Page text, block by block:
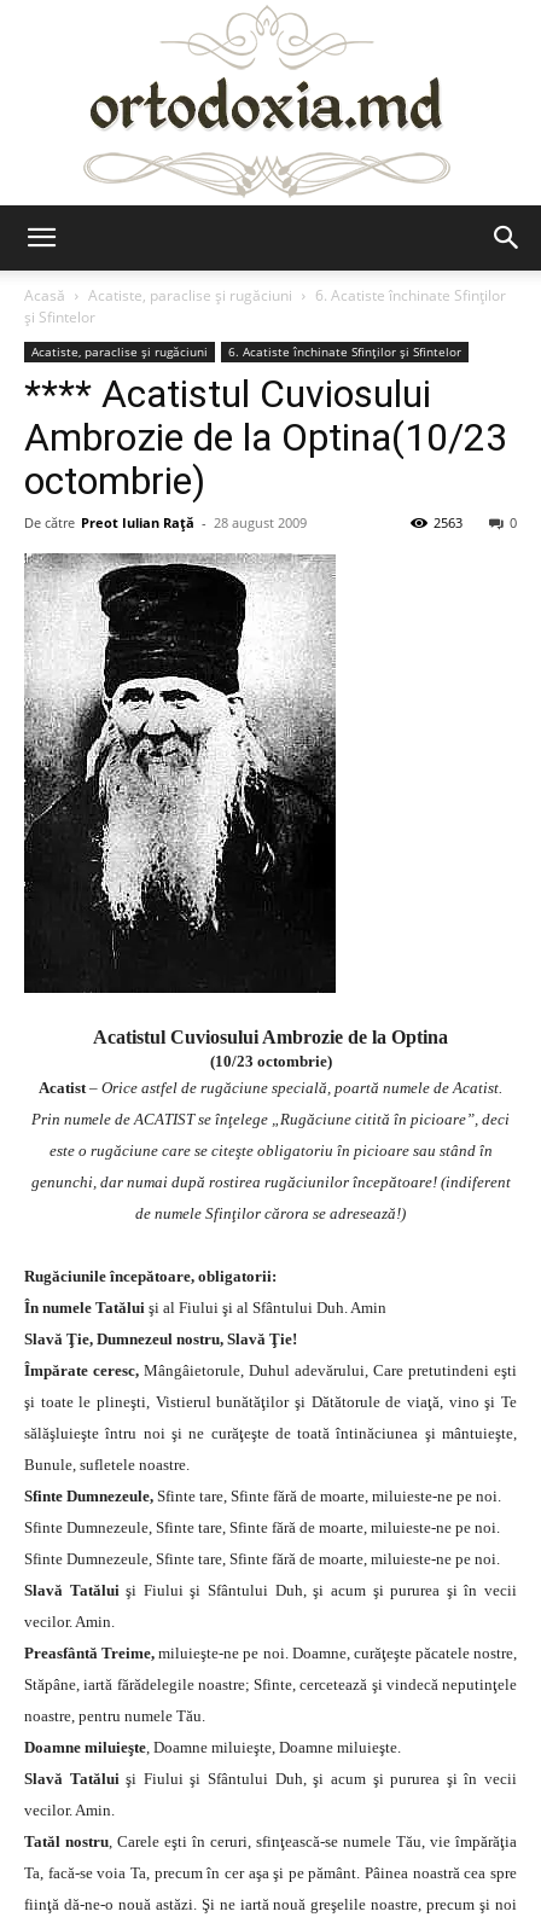
Acasă
Acatiste, paraclise și rugăciuni
6. Acatiste închinate Sfinților
și Sfintelor
Acatiste, paraclise și rugăciuni 6. Acatiste închinate Sfinților și Sfintelor
**** Acatistul Cuviosului
Ambrozie de la Optina(10/23
octombrie)
De către Preot Iulian Raţă - 28 august 2009 0
2563
Acatistul Cuviosului Ambrozie de la Optina
(10/23 octombrie)
Acatist– Orice astfel de rugăciune specială, poartă numele de Acatist.
Prin numele de ACATIST se înţelege „Rugăciune citită în picioare”, deci
este o rugăciune care se citeşte obligatoriu în picioare sau stând în
genunchi, dar numai după rostirea rugăciunilor începătoare! (indiferent
de numele Sfinţilor cărora se adresează!)
Rugăciunile începătoare, obligatorii:
În numele Tatălui şi al Fiului şi al Sfântului Duh. Amin
Slavă Ţie, Dumnezeul nostru, Slavă Ţie!
Împărate ceresc, Mângâietorule, Duhul adevărului, Care pretutindeni eşti
şi toate le plineşti, Vistierul bunătăţilor şi Dătătorule de viaţă, vino şi Te
sălăşluieşte întru noi şi ne curăţeşte de toată întinăciunea şi mântuieşte,
Bunule, sufletele noastre.
Sfinte Dumnezeule, Sfinte tare, Sfinte fără de moarte, miluieste-ne pe noi.
Sfinte Dumnezeule, Sfinte tare, Sfinte fără de moarte, miluieste-ne pe noi.
Sfinte Dumnezeule, Sfinte tare, Sfinte fără de moarte, miluieste-ne pe noi.
Slavă Tatăluişi Fiului şi Sfântului Duh, şi acum şi pururea şi în vecii
vecilor. Amin.
Preasfântă Treime, miluieşte-ne pe noi. Doamne, curăţeşte păcatele nostre,
Stăpâne, iartă fărădelegile noastre; Sfinte, cercetează şi vindecă neputinţele
noastre, pentru numele Tău.
Doamne miluieşte, Doamne miluieşte, Doamne miluieşte.
Slavă Tatăluişi Fiului şi Sfântului Duh, şi acum şi pururea şi în vecii
vecilor. Amin.
Tatăl nostru, Carele eşti în ceruri, sfinţească-se numele Tău, vie împărăţia
Ta, facă-se voia Ta, precum în cer aşa şi pe pământ. Pâinea noastră cea spre
fiinţă dă-ne-o nouă astăzi. Şi ne iartă nouă greşelile noastre, precum şi noi